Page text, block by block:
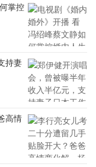
掌控
持妻
高情